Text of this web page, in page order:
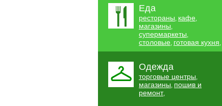
Еда
рестораны, кафе,
магазины,
супермаркеты,
столовые, готовая кухня,
Одежда
торговые центры,
магазины, пошив и
ремонт,